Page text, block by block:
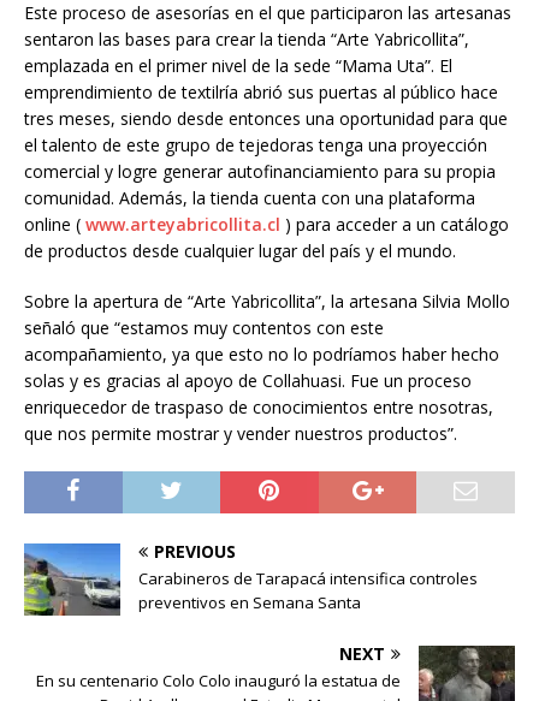
Este proceso de asesorías en el que participaron las artesanas
sentaron las bases para crear la tienda “Arte Yabricollita”,
emplazada en el primer nivel de la sede “Mama Uta”. El
emprendimiento de textilría abrió sus puertas al público hace
tres meses, siendo desde entonces una oportunidad para que
el talento de este grupo de tejedoras tenga una proyección
comercial y logre generar autofinanciamiento para su propia
comunidad. Además, la tienda cuenta con una plataforma
online ( www.arteyabricollita.cl ) para acceder a un catálogo
de productos desde cualquier lugar del país y el mundo.
Sobre la apertura de “Arte Yabricollita”, la artesana Silvia Mollo
señaló que “estamos muy contentos con este
acompañamiento, ya que esto no lo podríamos haber hecho
solas y es gracias al apoyo de Collahuasi. Fue un proceso
enriquecedor de traspaso de conocimientos entre nosotras,
que nos permite mostrar y vender nuestros productos”.
PREVIOUS
Carabineros de Tarapacá intensifica controles
preventivos en Semana Santa
NEXT
En su centenario Colo Colo inauguró la estatua de